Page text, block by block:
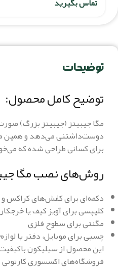
توضیحات
توضیح کامل محصول:
مگا جیبیتز (جیبیتز بزرگ)
دوست‌داشتنی می‌دهد و همین
برای کسانی طراحی شده که
روش‌های نصب مگا
دکمه‌ای برای کفش‌های کراکس
کلیپسی برای آویز کیف یا
مگنتی برای سطوح فلزی
چسبی برای موبایل، دفتر یا
این محصول از سیلیکون
فروشگاه‌های اکسسوری